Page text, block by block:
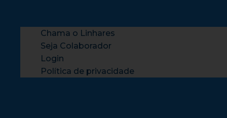
Chama o Linhares
Seja Colaborador
Login
Política de privacidade